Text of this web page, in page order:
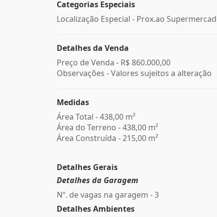
Categorias Especiais
Localização Especial - Prox.ao
Detalhes da Venda
Preço de Venda - R$ 860.000,00
Observações - Valores sujeitos a alteração
Medidas
Área Total - 438,00 m²
Área do Terreno - 438,00 m²
Área Construída - 215,00 m²
Detalhes Gerais
Detalhes da Garagem
Nº. de vagas na garagem - 3
Detalhes Ambientes